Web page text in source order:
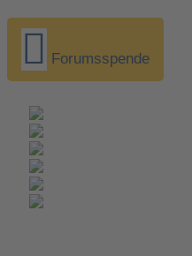
Forumsspende